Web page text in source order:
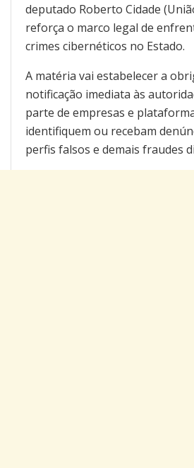
deputado Roberto Cidade
reforça o marco legal de
crimes cibernéticos no Estado.
A matéria vai estabelecer a
notificação imediata às
parte de empresas e
identifiquem ou recebam
perfis falsos e demais fraudes